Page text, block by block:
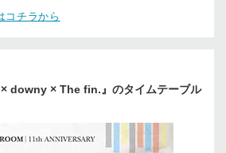
コチラから
downy × The fin.』のタイムテーブル